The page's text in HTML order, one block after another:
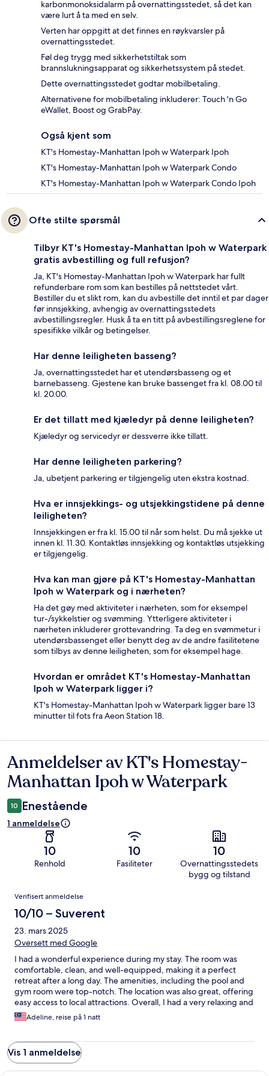
karbonmonoksidalarm på overnattingsstedet, så det kan
være lurt å ta med en selv.
Verten har oppgitt at det finnes en røykvarsler på
overnattingsstedet.
Føl deg trygg med sikkerhetstiltak som
brannslukningsapparat og sikkerhetssystem på stedet.
Dette overnattingsstedet godtar mobilbetaling.
Alternativene for mobilbetaling inkluderer: Touch 'n Go
eWallet, Boost og GrabPay.
Også kjent som
KT's Homestay-Manhattan Ipoh w Waterpark Ipoh
KT's Homestay-Manhattan Ipoh w Waterpark Condo
KT's Homestay-Manhattan Ipoh w Waterpark Condo Ipoh
Ofte stilte spørsmål
Tilbyr KT's Homestay-Manhattan Ipoh w Waterpark
gratis avbestilling og full refusjon?
Ja, KT's Homestay-Manhattan Ipoh w Waterpark har fullt
refunderbare rom som kan bestilles på nettstedet vårt.
Bestiller du et slikt rom, kan du avbestille det inntil et par dager
før innsjekking, avhengig av overnattingsstedets
avbestillingsregler. Husk å ta en titt på avbestillingsreglene for
spesifikke vilkår og betingelser.
Har denne leiligheten basseng?
Ja, overnattingsstedet har et utendørsbasseng og et
barnebasseng. Gjestene kan bruke bassenget fra kl. 08.00 til
kl. 20.00.
Er det tillatt med kjæledyr på denne leiligheten?
Kjæledyr og servicedyr er dessverre ikke tillatt.
Har denne leiligheten parkering?
Ja, ubetjent parkering er tilgjengelig uten ekstra kostnad.
Hva er innsjekkings- og utsjekkingstidene på denne
leiligheten?
Innsjekkingen er fra kl. 15.00 til når som helst. Du må sjekke ut
innen kl. 11.30. Kontaktløs innsjekking og kontaktløs utsjekking
er tilgjengelig.
Hva kan man gjøre på KT's Homestay-Manhattan
Ipoh w Waterpark og i nærheten?
Ha det gøy med aktiviteter i nærheten, som for eksempel
tur-/sykkelstier og svømming. Ytterligere aktiviteter i
nærheten inkluderer grottevandring. Ta deg en svømmetur i
utendørsbassenget eller benytt deg av de andre fasilitetene
som tilbys av denne leiligheten, som for eksempel hage.
Hvordan er området KT's Homestay-Manhattan
Ipoh w Waterpark ligger i?
KT's Homestay-Manhattan Ipoh w Waterpark ligger bare 13
minutter til fots fra Aeon Station 18.
Anmeldelser
Anmeldelser av KT's Homestay-
Manhattan Ipoh w Waterpark
10 Enestående
1 anmeldelse
10
Renhold
10
Fasiliteter
10
Overnattingsstedets
bygg og tilstand
Anmeldelser
Verifisert anmeldelse
10/10 – Suverent
23. mars 2025
Oversett med Google
I had a wonderful experience during my stay. The room was
comfortable, clean, and well-equipped, making it a perfect
retreat after a long day. The amenities, including the pool and
gym room were top-notch. The location was also great, offering
easy access to local attractions. Overall, I had a very relaxing and
enjoyable time, and I would definitely recommend this place to
others.
Adeline, reise på 1 natt
Vis 1 anmeldelse